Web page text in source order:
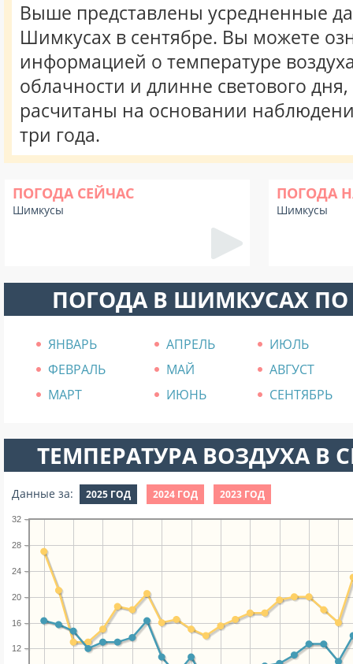
Выше представлены усредненные
Шимкусах в сентябре. Вы можете
информацией о температуре
облачности и длинне светового
расчитаны на основании
три года.
ПОГОДА СЕЙЧАС
Шимкусы
ПОГОДА
Шимкусы
ПОГОДА В ШИМКУСАХ
ЯНВАРЬ АПРЕЛЬ
ИЮЛЬ
ФЕВРАЛЬ
МАЙ
АВГУСТ
МАРТ
ИЮНЬ СЕНТЯБРЬ
ТЕМПЕРАТУРА ВОЗДУХА В
Данные за: 2025 ГОД 2024 ГОД 2023 ГОД
12
16
20
24
28
32